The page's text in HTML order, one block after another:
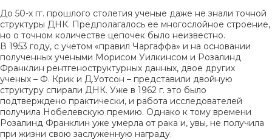
До 50-х гг. прошлого столетия ученые даже не знали точной
структуры ДНК. Предполагалось ее многослойное строение,
но о точном количестве цепочек было неизвестно.
В 1953 году, с учетом «правил Чаргаффа» и на основании
полученных учеными Морисом Уилкинсом и Розалинд
Франклин рентгеноструктурных данных, двое других
ученых – Ф. Крик и Д.Уотсон – представили двойную
структуру спирали ДНК. Уже в 1962 г. это было
подтверждено практически, и работа исследователей
получила Нобелевскую премию. Однако к тому времени
Розалинд Франклин уже умерла от рака и, увы, не получила
при жизни свою заслуженную награду.